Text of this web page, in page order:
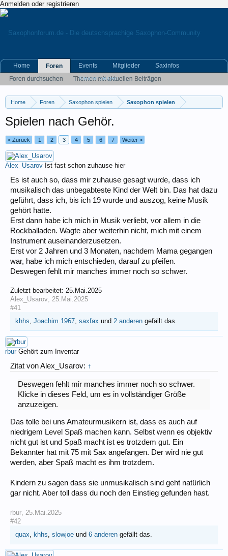
Anmelden oder registrieren
Home Foren Saxophon spielen Saxophon spielen
Spielen nach Gehör.
< Zurück 1 2 3 4 5 6 7 Weiter >
Alex_Usarov Ist fast schon zuhause hier
Es ist auch so, dass mir zuhause gesagt wurde, dass ich
musikalisch das unbegabteste Kind der Welt bin. Das hat dazu
geführt, dass ich, bis ich 19 wurde und auszog, keine Musik
gehört hatte.
Erst dann habe ich mich in Musik verliebt, vor allem in die
Rockballaden. Wagte aber weiterhin nicht, mich mit einem
Instrument auseinanderzusetzen.
Erst vor 2 Jahren und 3 Monaten, nachdem Mama gegangen
war, habe ich mich entschieden, darauf zu pfeifen.
Deswegen fehlt mir manches immer noch so schwer.
Zuletzt bearbeitet: 25.Mai.2025
Alex_Usarov, 25.Mai.2025
#41
khhs, Joachim 1967, saxfax und 2 anderen gefällt das.
rbur Gehört zum Inventar
Zitat von Alex_Usarov: ↑
Deswegen fehlt mir manches immer noch so schwer.
Klicke in dieses Feld, um es in vollständiger Größe
anzuzeigen.
Das tolle bei uns Amateurmusikern ist, dass es auch auf
niedrigem Level Spaß machen kann. Selbst wenn es objektiv
nicht gut ist und Spaß macht ist es trotzdem gut. Ein
Bekannter hat mit 75 mit Sax angefangen. Der wird nie gut
werden, aber Spaß macht es ihm trotzdem.
Kindern zu sagen dass sie unmusikalisch sind geht natürlich
gar nicht. Aber toll dass du noch den Einstieg gefunden hast.
rbur, 25.Mai.2025
#42
quax, khhs, slowjoe und 6 anderen gefällt das.
Home
Foren
Foren durchsuchen
Themen mit aktuellen Beiträgen
Events Mitglieder
Saxinfos
Kleinanzeigen